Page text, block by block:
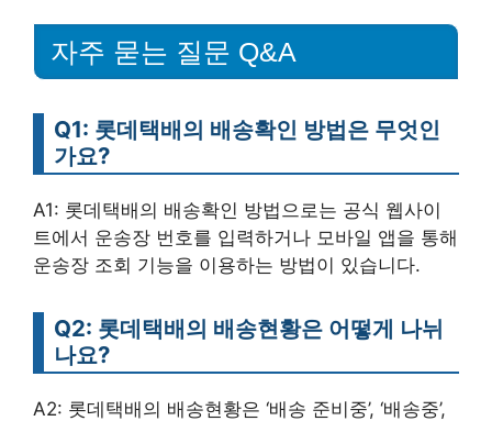
자주 묻는 질문 Q&A
Q1: 롯데택배의 배송확인 방법은 무엇인
가요?
A1: 롯데택배의 배송확인 방법으로는 공식 웹사이
트에서 운송장 번호를 입력하거나 모바일 앱을 통해
운송장 조회 기능을 이용하는 방법이 있습니다.
Q2: 롯데택배의 배송현황은 어떻게 나뉘
나요?
A2: 롯데택배의 배송현황은 ‘배송 준비중’, ‘배송중’,